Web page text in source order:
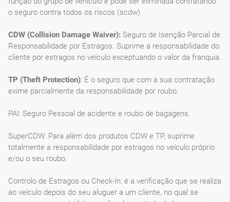
o seguro contra todos os riscos (scdw).
CDW (Collision Damage Waiver): Seguro de Isenção Parcial de
Responsabilidade por Estragos. Suprime a responsabilidade do
cliente por estragos no veículo exceptuando o valor da franquia.
TP (Theft Protection): É o seguro que com a sua contratação
exime parcialmente da responsabilidade por roubo.
PAI: Seguro Pessoal de acidente e roubo de bagagens.
SuperCDW: Para além dos produtos CDW e TP, suprime
totalmente a responsabilidade por estragos no veículo próprio
e/ou o seu roubo.
Controlo de Estragos ou Check-In: é a verificação que se realiza
ao veículo depois do seu aluguer a um cliente, no qual se